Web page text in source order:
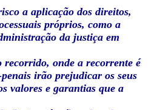
a aplicação dos direitos,
próprios, como a
da justiça em
recorrido, onde a recorrente é
irão prejudicar os seus
valores e garantias que a